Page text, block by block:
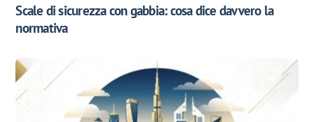
Scale di sicurezza con gabbia: cosa dice davvero la
normativa